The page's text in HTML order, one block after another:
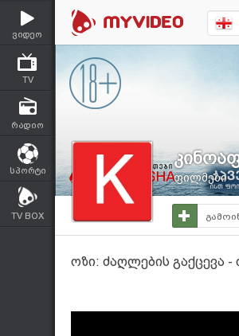
ვიდეო
TV
რადიო
სპორტი
TV BOX
ფილმები
ოზი: ძაღლების გაქცევა -